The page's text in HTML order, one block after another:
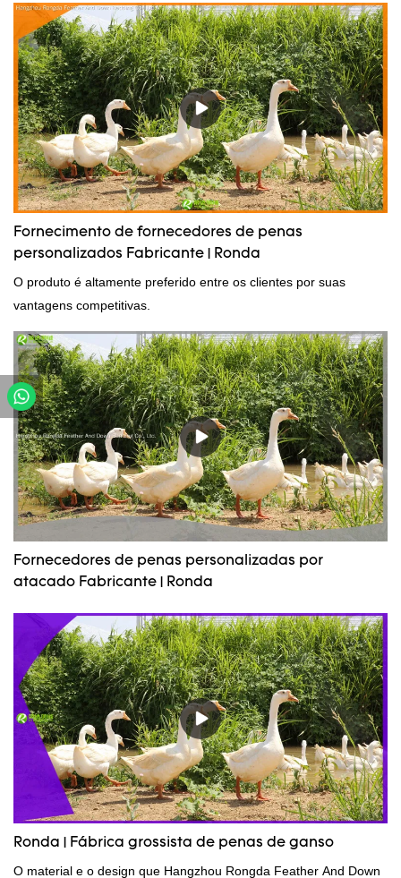
Fornecimento de fornecedores de penas
personalizados Fabricante | Ronda
O produto é altamente preferido entre os clientes por suas
vantagens competitivas.
Fornecedores de penas personalizadas por
atacado Fabricante | Ronda
Ronda | Fábrica grossista de penas de ganso
O material e o design que Hangzhou Rongda Feather And Down